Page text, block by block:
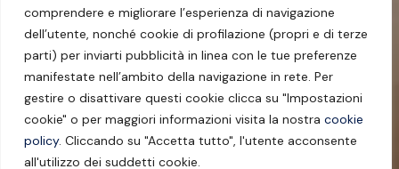
comprendere e migliorare l’esperienza di navigazione
dell’utente, nonché cookie di profilazione (propri e di terze
parti) per inviarti pubblicità in linea con le tue preferenze
manifestate nell’ambito della navigazione in rete. Per
gestire o disattivare questi cookie clicca su "Impostazioni
cookie" o per maggiori informazioni visita la nostra cookie
policy. Cliccando su "Accetta tutto", l'utente acconsente
all'utilizzo dei suddetti cookie.